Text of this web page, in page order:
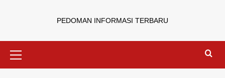
PEDOMAN INFORMASI TERBARU